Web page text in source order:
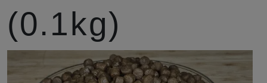
(0.1kg)